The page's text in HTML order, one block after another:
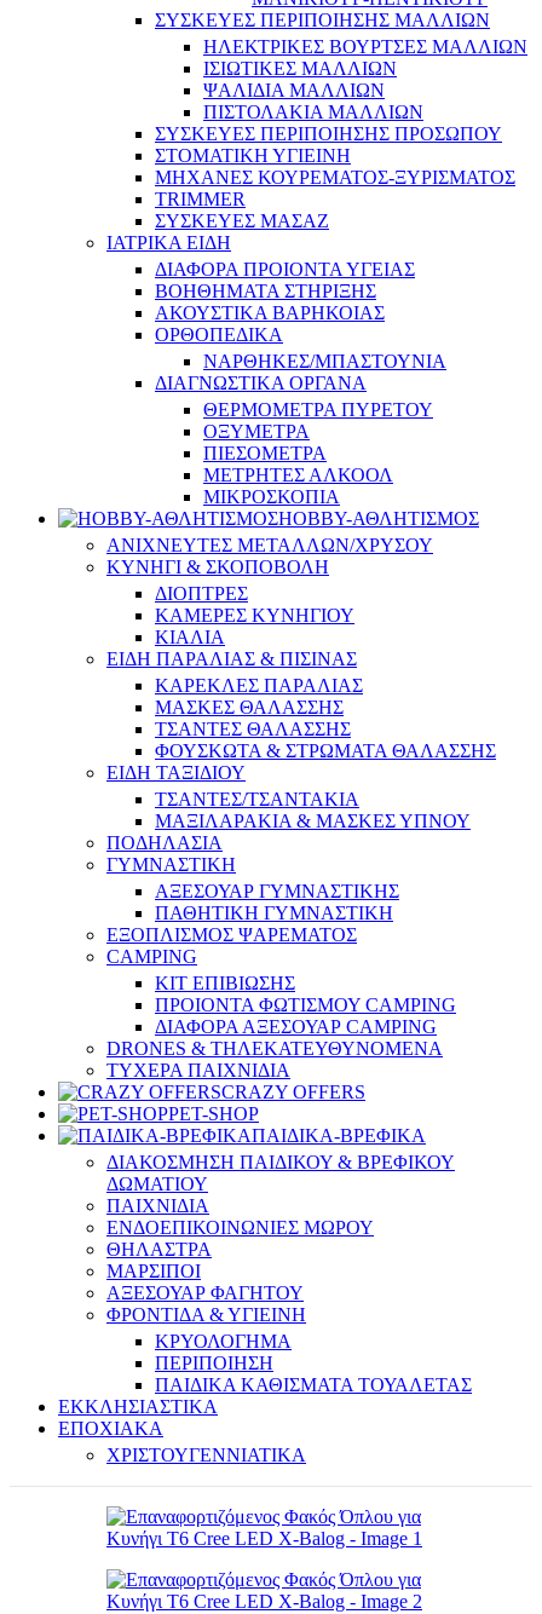
ΣΥΣΚΕΥΕΣ ΠΕΡΙΠΟΙΗΣΗΣ ΜΑΛΛΙΩΝ
ΗΛΕΚΤΡΙΚΕΣ ΒΟΥΡΤΣΕΣ ΜΑΛΛΙΩΝ
ΙΣΙΩΤΙΚΕΣ ΜΑΛΛΙΩΝ
ΨΑΛΙΔΙΑ ΜΑΛΛΙΩΝ
ΠΙΣΤΟΛΑΚΙΑ ΜΑΛΛΙΩΝ
ΣΥΣΚΕΥΕΣ ΠΕΡΙΠΟΙΗΣΗΣ ΠΡΟΣΩΠΟΥ
ΣΤΟΜΑΤΙΚΗ ΥΓΙΕΙΝΗ
ΜΗΧΑΝΕΣ ΚΟΥΡΕΜΑΤΟΣ-ΞΥΡΙΣΜΑΤΟΣ
TRIMMER
ΣΥΣΚΕΥΕΣ ΜΑΣΑΖ
ΙΑΤΡΙΚΑ ΕΙΔΗ
ΔΙΑΦΟΡΑ ΠΡΟΙΟΝΤΑ ΥΓΕΙΑΣ
ΒΟΗΘΗΜΑΤΑ ΣΤΗΡΙΞΗΣ
ΑΚΟΥΣΤΙΚΑ ΒΑΡΗΚΟΙΑΣ
ΟΡΘΟΠΕΔΙΚΑ
ΝΑΡΘΗΚΕΣ/ΜΠΑΣΤΟΥΝΙΑ
ΔΙΑΓΝΩΣΤΙΚΑ ΟΡΓΑΝΑ
ΘΕΡΜΟΜΕΤΡΑ ΠΥΡΕΤΟΥ
ΟΞΥΜΕΤΡΑ
ΠΙΕΣΟΜΕΤΡΑ
ΜΕΤΡΗΤΕΣ ΑΛΚΟΟΛ
ΜΙΚΡΟΣΚΟΠΙΑ
HOBBY-ΑΘΛΗΤΙΣΜΟΣ
ΑΝΙΧΝΕΥΤΕΣ ΜΕΤΑΛΛΩΝ/ΧΡΥΣΟΥ
ΚΥΝΗΓΙ & ΣΚΟΠΟΒΟΛΗ
ΔΙΟΠΤΡΕΣ
ΚΑΜΕΡΕΣ ΚΥΝΗΓΙΟΥ
ΚΙΑΛΙΑ
ΕΙΔΗ ΠΑΡΑΛΙΑΣ & ΠΙΣΙΝΑΣ
ΚΑΡΕΚΛΕΣ ΠΑΡΑΛΙΑΣ
ΜΑΣΚΕΣ ΘΑΛΑΣΣΗΣ
ΤΣΑΝΤΕΣ ΘΑΛΑΣΣΗΣ
ΦΟΥΣΚΩΤΑ & ΣΤΡΩΜΑΤΑ ΘΑΛΑΣΣΗΣ
ΕΙΔΗ ΤΑΞΙΔΙΟΥ
ΤΣΑΝΤΕΣ/ΤΣΑΝΤΑΚΙΑ
ΜΑΞΙΛΑΡΑΚΙΑ & ΜΑΣΚΕΣ ΥΠΝΟΥ
ΠΟΔΗΛΑΣΙΑ
ΓΥΜΝΑΣΤΙΚΗ
ΑΞΕΣΟΥΑΡ ΓΥΜΝΑΣΤΙΚΗΣ
ΠΑΘΗΤΙΚΗ ΓΥΜΝΑΣΤΙΚΗ
ΕΞΟΠΛΙΣΜΟΣ ΨΑΡΕΜΑΤΟΣ
CAMPING
ΚΙΤ ΕΠΙΒΙΩΣΗΣ
ΠΡΟΙΟΝΤΑ ΦΩΤΙΣΜΟΥ CAMPING
ΔΙΑΦΟΡΑ ΑΞΕΣΟΥΑΡ CAMPING
DRONES & ΤΗΛΕΚΑΤΕΥΘΥΝΟΜΕΝΑ
ΤΥΧΕΡΑ ΠΑΙΧΝΙΔΙΑ
CRAZY OFFERS
PET-SHOP
ΠΑΙΔΙΚΑ-ΒΡΕΦΙΚΑ
ΔΙΑΚΟΣΜΗΣΗ ΠΑΙΔΙΚΟΥ & ΒΡΕΦΙΚΟΥ
ΔΩΜΑΤΙΟΥ
ΠΑΙΧΝΙΔΙΑ
ΕΝΔΟΕΠΙΚΟΙΝΩΝΙΕΣ ΜΩΡΟΥ
ΘΗΛΑΣΤΡΑ
ΜΑΡΣΙΠΟΙ
ΑΞΕΣΟΥΑΡ ΦΑΓΗΤΟΥ
ΦΡΟΝΤΙΔΑ & ΥΓΙΕΙΝΗ
ΚΡΥΟΛΟΓΗΜΑ
ΠΕΡΙΠΟΙΗΣΗ
ΠΑΙΔΙΚΑ ΚΑΘΙΣΜΑΤΑ ΤΟΥΑΛΕΤΑΣ
ΕΚΚΛΗΣΙΑΣΤΙΚΑ
ΕΠΟΧΙΑΚΑ
ΧΡΙΣΤΟΥΓΕΝΝΙΑΤΙΚΑ